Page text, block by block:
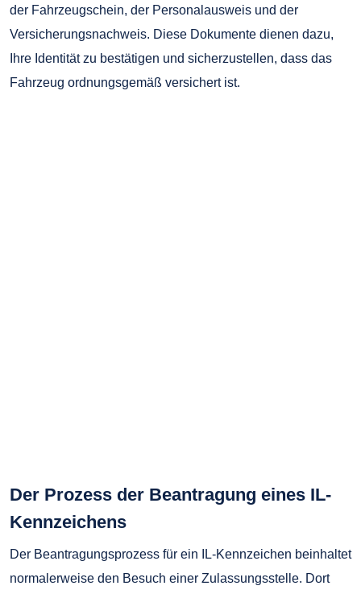
der Fahrzeugschein, der Personalausweis und der
Versicherungsnachweis. Diese Dokumente dienen dazu,
Ihre Identität zu bestätigen und sicherzustellen, dass das
Fahrzeug ordnungsgemäß versichert ist.
Der Prozess der Beantragung eines IL-
Kennzeichens
Der Beantragungsprozess für ein IL-Kennzeichen beinhaltet
normalerweise den Besuch einer Zulassungsstelle. Dort